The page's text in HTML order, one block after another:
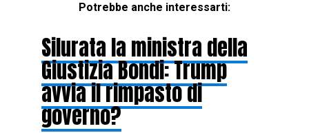
Potrebbe anche interessarti:
Silurata la ministra della
Giustizia Bondi: Trump
avvia il rimpasto di
governo?